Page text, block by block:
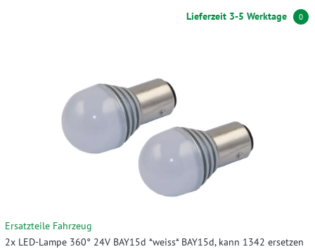
Lieferzeit 3-5 Werktage 0
Ersatzteile Fahrzeug
2x LED-Lampe 360° 24V BAY15d *weiss* BAY15d, kann 1342 ersetzen